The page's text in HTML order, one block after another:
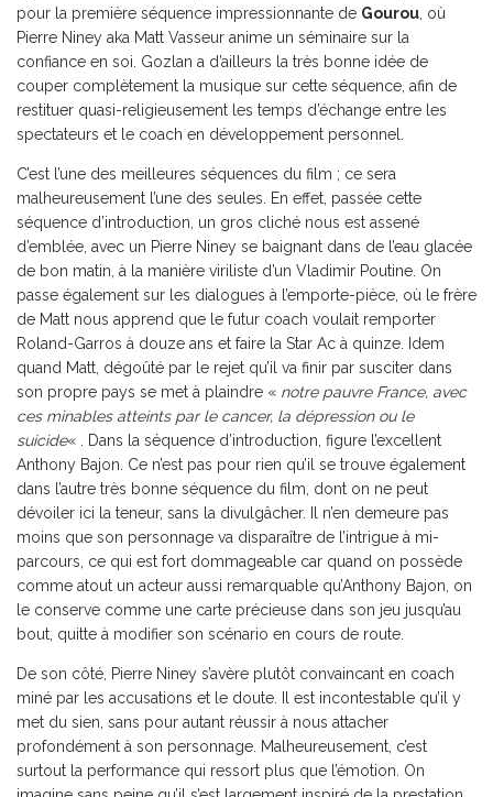
pour la première séquence impressionnante de Gourou, où
Pierre Niney aka Matt Vasseur anime un séminaire sur la
confiance en soi. Gozlan a d’ailleurs la très bonne idée de
couper complètement la musique sur cette séquence, afin de
restituer quasi-religieusement les temps d’échange entre les
spectateurs et le coach en développement personnel.
C’est l’une des meilleures séquences du film ; ce sera
malheureusement l’une des seules. En effet, passée cette
séquence d’introduction, un gros cliché nous est assené
d’emblée, avec un Pierre Niney se baignant dans de l’eau glacée
de bon matin, à la manière viriliste d’un Vladimir Poutine. On
passe également sur les dialogues à l’emporte-pièce, où le frère
de Matt nous apprend que le futur coach voulait remporter
Roland-Garros à douze ans et faire la Star Ac à quinze. Idem
quand Matt, dégoûté par le rejet qu’il va finir par susciter dans
son propre pays se met à plaindre « notre pauvre France, avec
ces minables atteints par le cancer, la dépression ou le
suicide« . Dans la séquence d’introduction, figure l’excellent
Anthony Bajon. Ce n’est pas pour rien qu’il se trouve également
dans l’autre très bonne séquence du film, dont on ne peut
dévoiler ici la teneur, sans la divulgâcher. Il n’en demeure pas
moins que son personnage va disparaître de l’intrigue à mi-
parcours, ce qui est fort dommageable car quand on possède
comme atout un acteur aussi remarquable qu’Anthony Bajon, on
le conserve comme une carte précieuse dans son jeu jusqu’au
bout, quitte à modifier son scénario en cours de route.
De son côté, Pierre Niney s’avère plutôt convaincant en coach
miné par les accusations et le doute. Il est incontestable qu’il y
met du sien, sans pour autant réussir à nous attacher
profondément à son personnage. Malheureusement, c’est
surtout la performance qui ressort plus que l’émotion. On